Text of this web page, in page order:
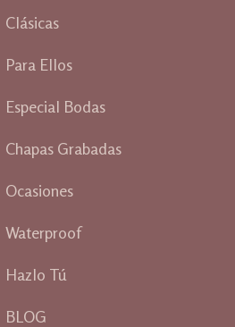
Clásicas
Para Ellos
Especial Bodas
Chapas Grabadas
Ocasiones
Waterproof
Hazlo Tú
BLOG